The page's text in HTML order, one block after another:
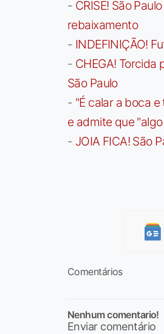
- CRISE! São
rebaixamento
- INDEFINIÇÃO!
- CHEGA!
São Paulo
- "É calar a boca
e admite que
- JOIA FICA! São
Comentários
Nenhum comentario!
Enviar comentário